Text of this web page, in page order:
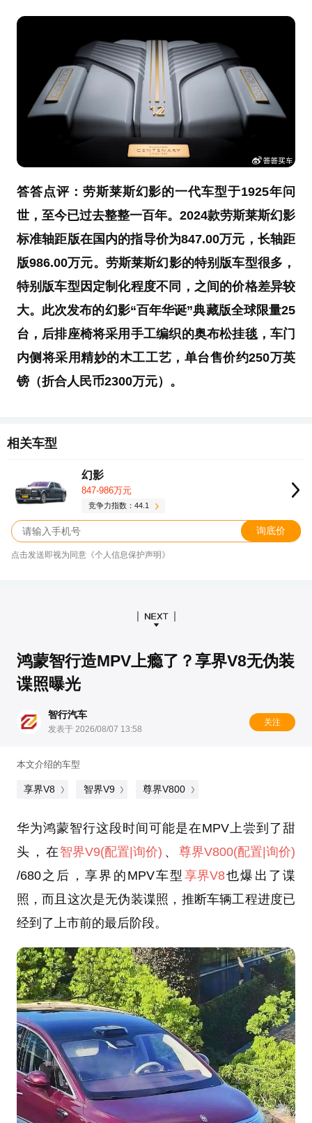
答答点评：劳斯莱斯幻影的一代车型于1925年问
世，至今已过去整整一百年。2024款劳斯莱斯幻影
标准轴距版在国内的指导价为847.00万元，长轴距
版986.00万元。劳斯莱斯幻影的特别版车型很多，
特别版车型因定制化程度不同，之间的价格差异较
大。此次发布的幻影“百年华诞”典藏版全球限量25
台，后排座椅将采用手工编织的奥布松挂毯，车门
内侧将采用精妙的木工工艺，单台售价约250万英
镑（折合人民币2300万元）。
相关车型
幻影
847-986万元
竞争力指数：44.1
询底价
点击发送即视为同意《个人信息保护声明》
鸿蒙智行造MPV上瘾了？享界V8无伪装
谍照曝光
智行汽车
发表于 2026/08/07 13:58
关注
本文介绍的车型
享界V8 智界V9 尊界V800
华为鸿蒙智行这段时间可能是在MPV上尝到了甜
头，在 智界V9(配置|询价) 、尊界V800(配置|询价)
/680之后，享界的MPV车型 享界V8也爆出了谍
照，而且这次是无伪装谍照，推断车辆工程进度已
经到了上市前的最后阶段。